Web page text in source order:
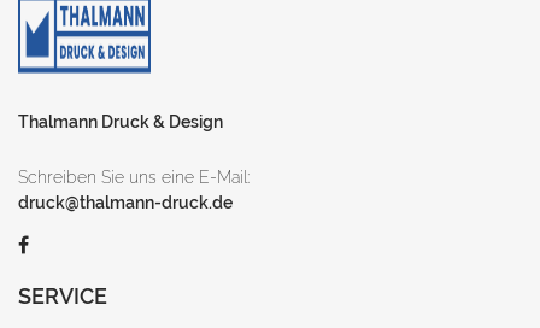
Thalmann Druck & Design
Schreiben Sie uns eine E-Mail:
druck@thalmann-druck.de
SERVICE